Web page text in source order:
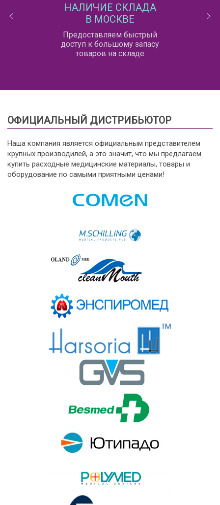
НАЛИЧИЕ СКЛАДА
В МОСКВЕ
Предоставляем быстрый
доступ к большому запасу
товаров на складе
ОФИЦИАЛЬНЫЙ ДИСТРИБЬЮТОР
Наша компания является официальным представителем
крупных производилей, а это значит, что мы предлагаем
купить расходные медицинские материалы, товары и
оборудование по самыми приятными ценами!